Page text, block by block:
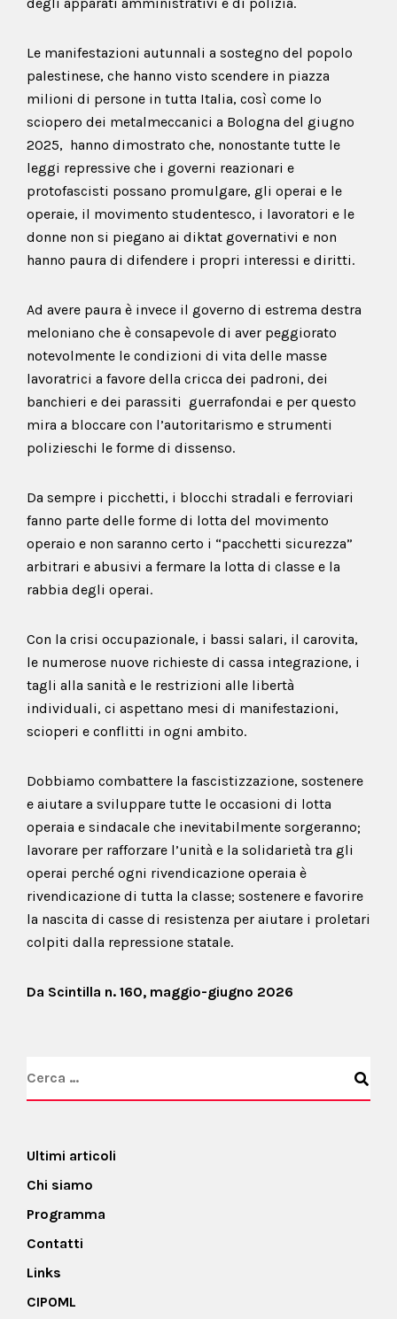
Le manifestazioni autunnali a sostegno del popolo
palestinese, che hanno visto scendere in piazza
milioni di persone in tutta Italia, così come lo
sciopero dei metalmeccanici a Bologna del giugno
2025, hanno dimostrato che, nonostante tutte le
leggi repressive che i governi reazionari e
protofascisti possano promulgare, gli operai e le
operaie, il movimento studentesco, i lavoratori e le
donne non si piegano ai diktat governativi e non
hanno paura di difendere i propri interessi e diritti.
Ad avere paura è invece il governo di estrema destra
meloniano che è consapevole di aver peggiorato
notevolmente le condizioni di vita delle masse
lavoratrici a favore della cricca dei padroni, dei
banchieri e dei parassiti guerrafondai e per questo
mira a bloccare con l’autoritarismo e strumenti
polizieschi le forme di dissenso.
Da sempre i picchetti, i blocchi stradali e ferroviari
fanno parte delle forme di lotta del movimento
operaio e non saranno certo i “pacchetti sicurezza”
arbitrari e abusivi a fermare la lotta di classe e la
rabbia degli operai.
Con la crisi occupazionale, i bassi salari, il carovita,
le numerose nuove richieste di cassa integrazione, i
tagli alla sanità e le restrizioni alle libertà
individuali, ci aspettano mesi di manifestazioni,
scioperi e conflitti in ogni ambito.
Dobbiamo combattere la fascistizzazione, sostenere
e aiutare a sviluppare tutte le occasioni di lotta
operaia e sindacale che inevitabilmente sorgeranno;
lavorare per rafforzare l’unità e la solidarietà tra gli
operai perché ogni rivendicazione operaia è
rivendicazione di tutta la classe; sostenere e favorire
la nascita di casse di resistenza per aiutare i proletari
colpiti dalla repressione statale.
Da Scintilla n. 160, maggio-giugno 2026
Ultimi articoli
Chi siamo
Programma
Contatti
Links
CIPOML